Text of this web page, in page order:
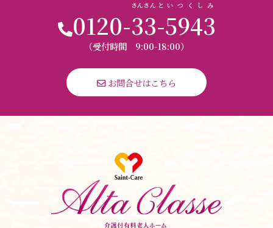
0120-33
さんさん
-
と
5943
いつくしみ
（受付時間 9:00-18:00）
お問合せはこちら